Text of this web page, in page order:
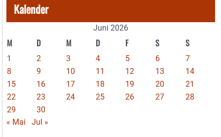
Kalender
Juni 2026
M D M D F S S
1 2 3 4 5 6
7
8
9 10 11 12 13
14
15
16 17 18 19 20
21
22
23 24 25 26 27
28
29
30
« Mai
Jul »